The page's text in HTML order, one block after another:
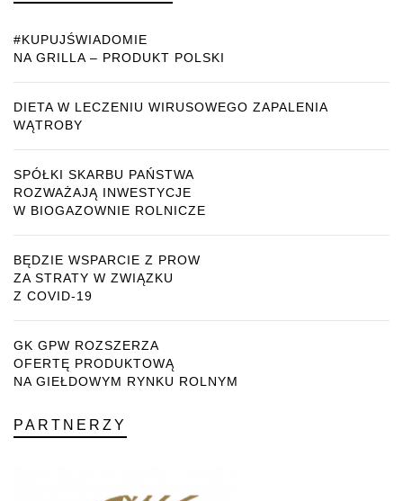
#KUPUJŚWIADOMIE
NA GRILLA – PRODUKT POLSKI
DIETA W LECZENIU WIRUSOWEGO ZAPALENIA
WĄTROBY
SPÓŁKI SKARBU PAŃSTWA
ROZWAŻAJĄ INWESTYCJE
W BIOGAZOWNIE ROLNICZE
BĘDZIE WSPARCIE Z PROW
ZA STRATY W ZWIĄZKU
Z COVID-19
GK GPW ROZSZERZA
OFERTĘ PRODUKTOWĄ
NA GIEŁDOWYM RYNKU ROLNYM
PARTNERZY